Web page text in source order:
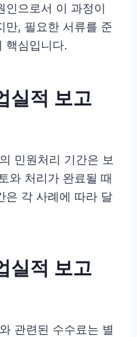
인으로서 이 과정이
만, 필요한 서류를 준
핵심입니다.
실적 보고
민원처리 기간은 보
와 처리가 완료될 때
은 각 사례에 따라 달
실적 보고
관련된 수수료는 별